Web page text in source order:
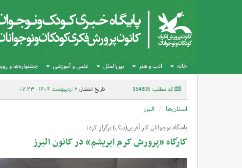
خانه ادب و هنر بین‌الملل علمی و آموزشی جشنواره‌ها و
کد مطلب: 354806 تاریخ انتشار:۶ اردیبهشت ۱۴۰۴ - ۰۷:۲۳
استان‌ها البرز
باشگاه نوجوانان کار آفرین(بنک) برگزار کرد؛
کارگاه «پرورش کرم ابریشم» در کانون البرز